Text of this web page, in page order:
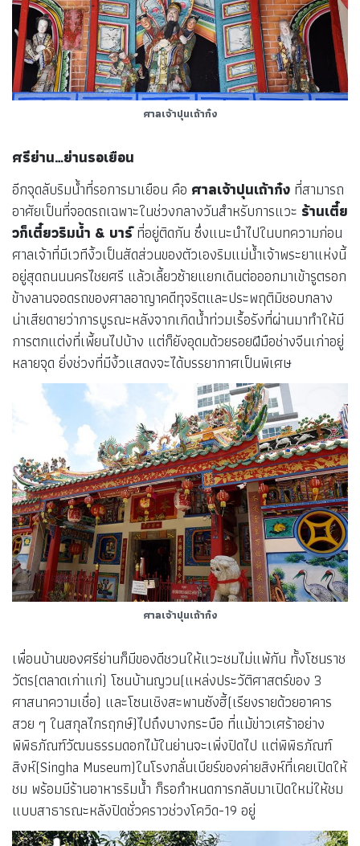
ศาลเจ้าปุนเถ้าก๋ง
ศรีย่าน…ย่านรอเยือน
อีกจุดลับริมน้ำที่รอการมาเยือน คือ ศาลเจ้าปุนเถ้าก๋ง ที่สามารถ
อาศัยเป็นที่จอดรถเฉพาะในช่วงกลางวันสำหรับการแวะ ร้านเตี๋ย
วก็เตี๋ยวริมน้ำ & บาร์ที่อยู่ติดกัน ซึ่งแนะนำไปในบทความก่อน
ศาลเจ้าที่มีเวทีงิ้วเป็นสัดส่วนของตัวเองริมแม่น้ำเจ้าพระยาแห่งนี้
อยู่สุดถนนนครไชยศรี แล้วเลี้ยวซ้ายแยกเดินต่อออกมาเข้ารูตรอก
ข้างลานจอดรถของศาลอาญาคดีทุจริตและประพฤติมิชอบกลาง
น่าเสียดายว่าการบูรณะหลังจากเกิดน้ำท่วมเรื้อรังที่ผ่านมาทำให้มี
การตกแต่งที่เพี้ยนไปบ้าง แต่ก็ยังอุดมด้วยรอยฝีมือช่างจีนเก่าอยู่
หลายจุด ยิ่งช่วงที่มีงิ้วแสดงจะได้บรรยากาศเป็นพิเศษ
ศาลเจ้าปุนเถ้าก๋ง
เพื่อนบ้านของศรีย่านก็มีของดีชวนให้แวะชมไม่แพ้กัน ทั้งโซนราช
วัตร(ตลาดเก่าแก่) โซนบ้านญวน(แหล่งประวัติศาสตร์ของ 3
ศาสนาความเชื่อ) และโซนเชิงสะพานซังฮี้(เรียงรายด้วยอาคาร
สวย ๆ ในสกุลไกรฤกษ์)ไปถึงบางกระบือ ที่แม้ข่าวเศร้าอย่าง
พิพิธภัณฑ์วัฒนธรรมดอกไม้ในย่านจะเพิ่งปิดไป แต่พิพิธภัณฑ์
สิงห์(Singha Museum)ในโรงกลั่นเบียร์ของค่ายสิงห์ที่เคยเปิดให้
ชม พร้อมมีร้านอาหารริมน้ำ ก็รอกำหนดการกลับมาเปิดใหม่ให้ชม
แบบสาธารณะหลังปิดชั่วคราวช่วงโควิด-19 อยู่